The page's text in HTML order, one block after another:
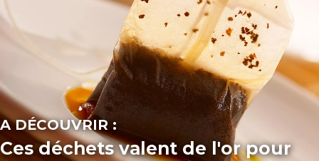
A DÉCOUVRIR :
Ces déchets valent de l'or pour